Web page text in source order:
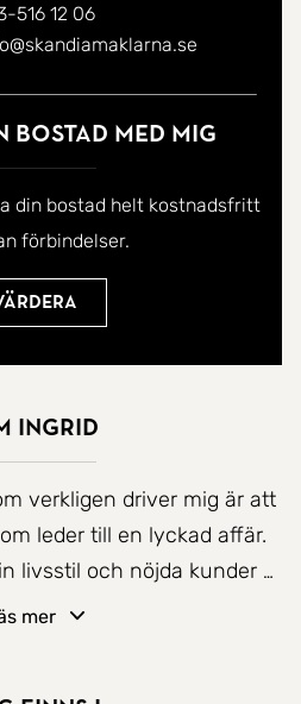
516 12 06
bostad med mig
din bostad helt kostnadsfritt
förbindelser.
Ingrid
verkligen driver mig är att
leder till en lyckad affär.
livsstil och nöjda kunder är
mer